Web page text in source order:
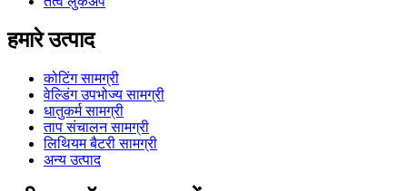
हमारे उत्पाद
कोटिंग सामग्री
वेल्डिंग उपभोज्य सामग्री
धातुकर्म सामग्री
ताप संचालन सामग्री
लिथियम बैटरी सामग्री
अन्य उत्पाद